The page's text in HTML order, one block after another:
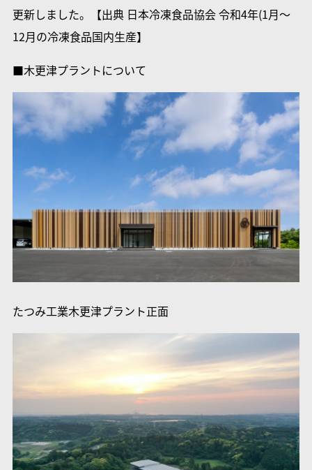
更新しました。【出典 日本冷凍食品協会 令和4年(1月～
12月の冷凍食品国内生産】
■木更津プラントについて
たつみ工業木更津プラント正面